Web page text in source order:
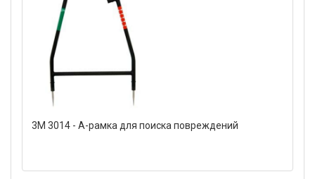
3M 3014 - А-рамка для поиска повреждений